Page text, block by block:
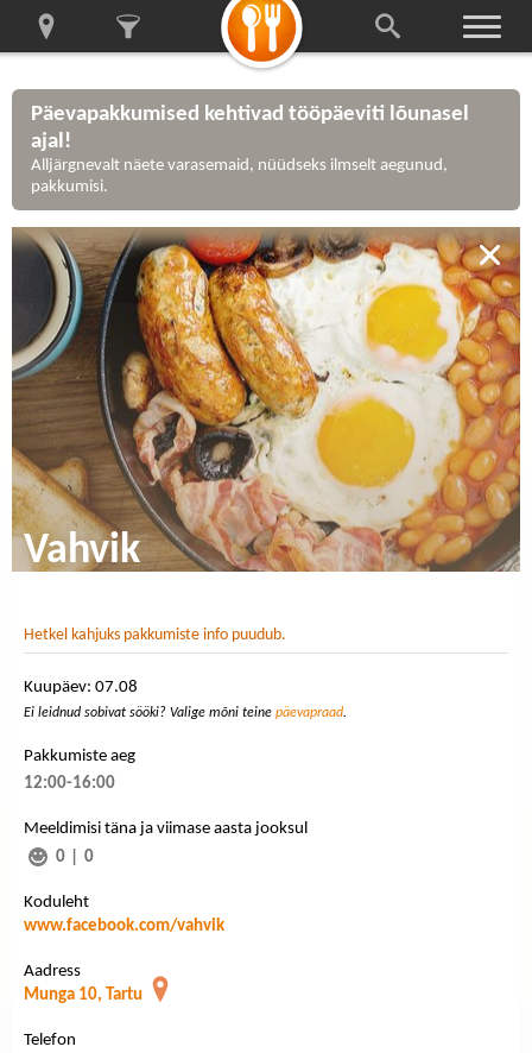
Päevapakkumised kehtivad tööpäeviti lõunasel
ajal!
Alljärgnevalt näete varasemaid, nüüdseks ilmselt aegunud,
pakkumisi.
Vahvik
Hetkel kahjuks pakkumiste info puudub.
Kuupäev: 07.08
Ei leidnud sobivat sööki? Valige mõni teine päevapraad.
Pakkumiste aeg
12:00-16:00
Meeldimisi täna ja viimase aasta jooksul
0
0
Koduleht
www.facebook.com/vahvik
Aadress
Munga 10, Tartu
Telefon